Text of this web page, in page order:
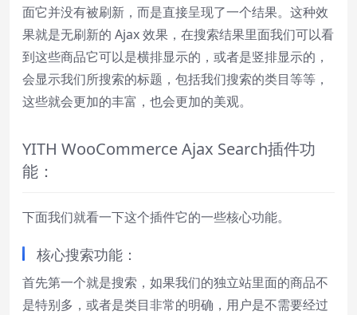
面它并没有被刷新，而是直接呈现了一个结果。这种效
果就是无刷新的 Ajax 效果，在搜索结果里面我们可以看
到这些商品它可以是横排显示的，或者是竖排显示的，
会显示我们所搜索的标题，包括我们搜索的类目等等，
这些就会更加的丰富，也会更加的美观。
YITH WooCommerce Ajax Search插件功
能：
下面我们就看一下这个插件它的一些核心功能。
核心搜索功能：
首先第一个就是搜索，如果我们的独立站里面的商品不
是特别多，或者是类目非常的明确，用户是不需要经过